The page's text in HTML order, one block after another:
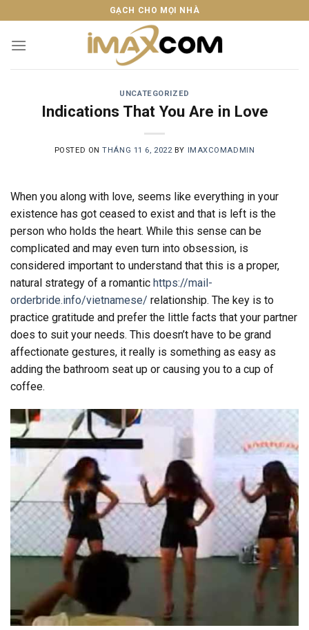
to
content
GẠCH CHO MỌI NHÀ
UNCATEGORIZED
Indications That You Are in Love
POSTED ONTHÁNG 11 6, 2022 BY IMAXCOMADMIN
When you along with love, seems like everything in your
existence has got ceased to exist and that is left is the
person who holds the heart. While this sense can be
complicated and may even turn into obsession, is
considered important to understand that this is a proper,
natural strategy of a romantic https://mail-
orderbride.info/vietnamese/ relationship. The key is to
practice gratitude and prefer the little facts that your partner
does to suit your needs. This doesn’t have to be grand
affectionate gestures, it really is something as easy as
adding the bathroom seat up or causing you to a cup of
coffee.